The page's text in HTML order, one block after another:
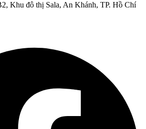
Khu đô thị Sala, An Khánh, TP. Hồ Chí